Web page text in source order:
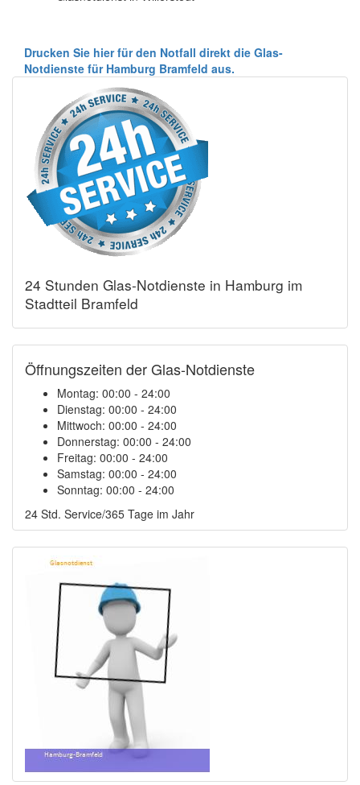
Drucken Sie hier für den Notfall direkt die Glas-
Notdienste für Hamburg Bramfeld aus.
24 Stunden Glas-Notdienste in Hamburg im
Stadtteil Bramfeld
Öffnungszeiten der Glas-Notdienste
Montag: 00:00 - 24:00
Dienstag: 00:00 - 24:00
Mittwoch: 00:00 - 24:00
Donnerstag: 00:00 - 24:00
Freitag: 00:00 - 24:00
Samstag: 00:00 - 24:00
Sonntag: 00:00 - 24:00
24 Std. Service/365 Tage im Jahr